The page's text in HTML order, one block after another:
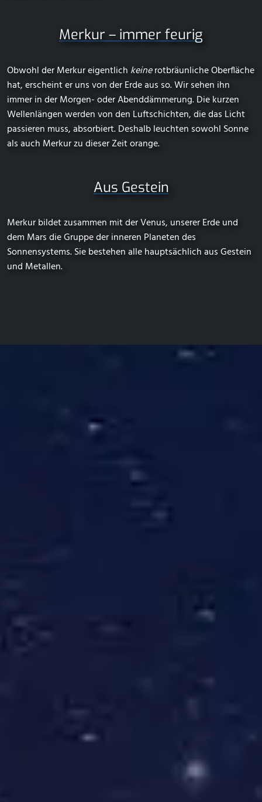
Merkur – immer feurig
Obwohl der Merkur eigentlich keinerotbräunliche Oberfläche
hat, erscheint er uns von der Erde aus so. Wir sehen ihn
immer in der Morgen- oder Abenddämmerung. Die kurzen
Wellenlängen werden von den Luftschichten, die das Licht
passieren muss, absorbiert. Deshalb leuchten sowohl Sonne
als auch Merkur zu dieser Zeit orange.
Aus Gestein
Merkur bildet zusammen mit der Venus, unserer Erde und
dem Mars die Gruppe der inneren Planeten des
Sonnensystems. Sie bestehen alle hauptsächlich aus Gestein
und Metallen.